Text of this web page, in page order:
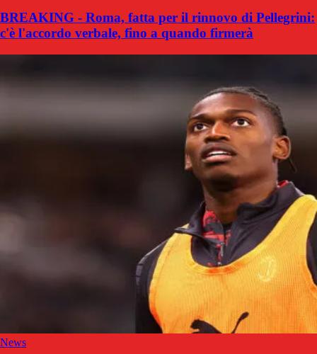
BREAKING - Roma, fatta per il rinnovo di Pellegrini:
c'è l'accordo verbale, fino a quando firmerà
News